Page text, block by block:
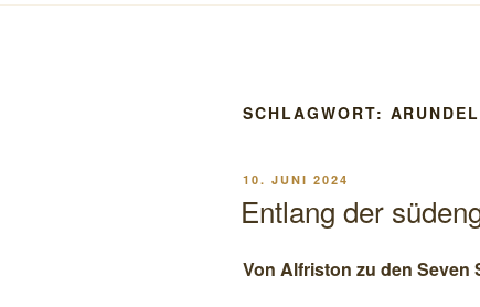
SCHLAGWORT: ARUNDEL
VERÖFFENTLICHT
10. JUNI 2024
Entlang der
Von Alfriston zu den Seven